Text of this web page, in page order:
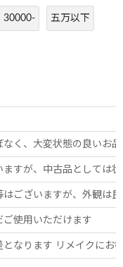
30000- 五万以下
く、大変状態の良いお
すが、中古品としては
ございますが、外観は
使用いただけます
なります リメイクにお